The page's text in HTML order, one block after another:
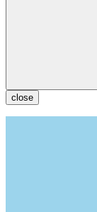
close